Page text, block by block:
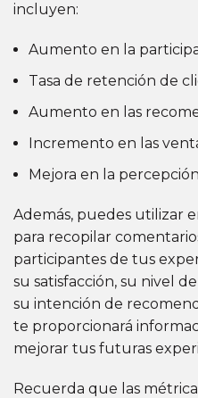
incluyen:
Aumento en la
Tasa de retención de
Aumento en las
Incremento en las
Mejora en la
Además, puedes utilizar
para recopilar
participantes de tus
su satisfacción, su nivel
su intención de
te proporcionará
mejorar tus futuras
Recuerda que las